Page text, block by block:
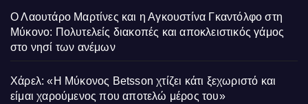
Ο Λαουτάρο Μαρτίνες και η Αγκουστίνα Γκαντόλφο στη
Μύκονο: Πολυτελείς διακοπές και αποκλειστικός γάμος
στο νησί των ανέμων
Χάρελ: «Η Μύκονος Betsson χτίζει κάτι ξεχωριστό και
είμαι χαρούμενος που αποτελώ μέρος του»